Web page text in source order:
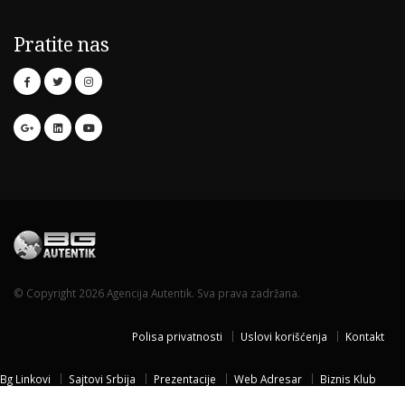
Pratite nas
© Copyright 2026 Agencija Autentik. Sva prava zadržana.
Polisa privatnosti Uslovi korišćenja Kontakt
Bg Linkovi Sajtovi Srbija Prezentacije Web Adresar
Biznis Klub